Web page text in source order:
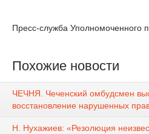
Пресс-служба Уполномоченного
Похожие новости
ЧЕЧНЯ. Чеченский омбудсмен
восстановление нарушенных
Н. Нухажиев: «Резолюция